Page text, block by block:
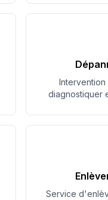
diagnostiquer
Service